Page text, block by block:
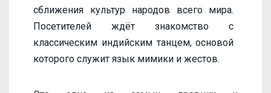
сближения культур народов всего мира.
Посетителей ждёт знакомство с
классическим индийским танцем, основой
которого служит язык мимики и жестов.